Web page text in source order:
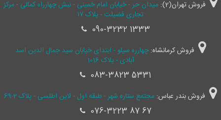
فروش تهران(2):
میدان حر - خیابان امام خمینی - نبش چهارراه کمالی - مرکز
تجاری فضیلت - پلاک ۱۷
090-3232 1333
فروش کرمانشاه:چهارره سیلو - ابتدای خیابان سید جمال ‌الدین اسد
آبادی - پلاک 1016
083-3823 5331
فروش بندر عباس: مجتمع ستاره شهر - طبقه اول - لاین اطلسی - پلاک 2-69
076-3223 87 67